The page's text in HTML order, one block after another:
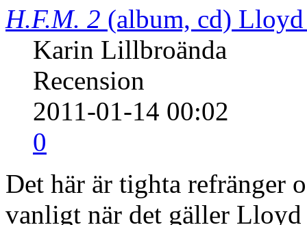
H.F.M. 2(album, cd)
Karin Lillbroända
Recension
2011-01-14 00:02
0